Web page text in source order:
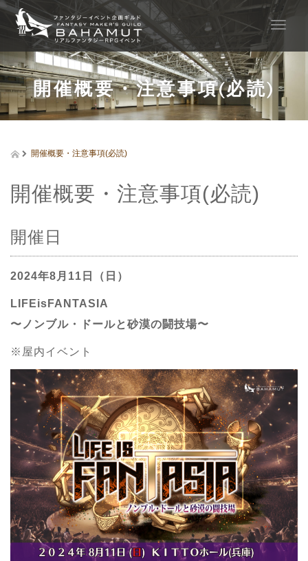
T
g
g
l
e
n
a
開催概要・注意事項(必読)
開催概要・注意事項(必読)
開催概要・注意事項(必読)
開催日
2024年8月11日（日）
LIFEisFANTASIA
〜ノンブル・ドールと砂漠の闘技場〜
※屋内イベント